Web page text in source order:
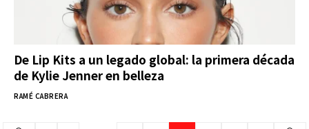
De Lip Kits a un legado global: la primera década
de Kylie Jenner en belleza
RAMÉ CABRERA